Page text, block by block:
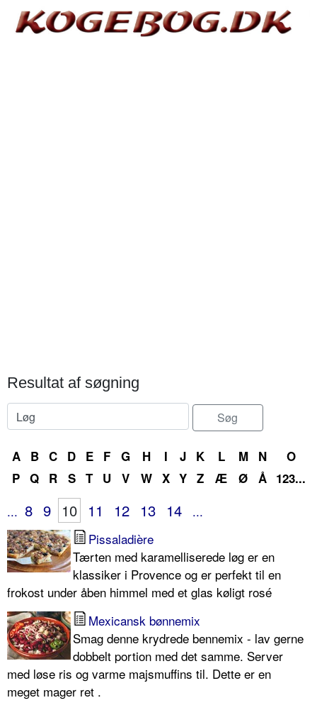
Resultat af søgning
A B C D E F G H I J K L M N
O
P Q R S T U V W X Y Z Æ Ø Å 123...
... 8 9 10 11 12 13 14
...
Pissaladière
Tærten med karamelliserede løg er en
klassiker i Provence og er perfekt til en
frokost under åben himmel med et glas køligt rosé
Mexicansk bønnemix
Smag denne krydrede bennemix - lav gerne
dobbelt portion med det samme. Server
med løse ris og varme majsmuffins til. Dette er en
meget mager ret .